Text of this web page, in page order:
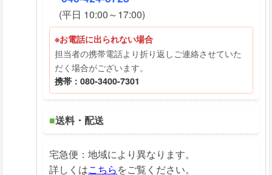
(平日 10:00～17:00)
※お電話に出られない場合
担当者の携帯電話より折り返しご連絡させていた
だく場合がございます。
携帯：080-3400-7301
■送料・配送
宅急便：地域により異なります。
詳しくはこちらをご覧ください。